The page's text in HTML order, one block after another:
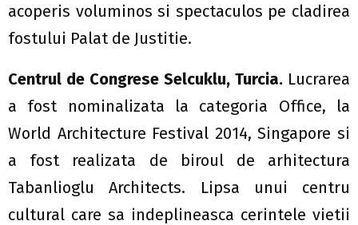
acoperis voluminos si spectaculos pe cladirea
fostului Palat de Justitie.
Centrul de Congrese Selcuklu, Turcia. Lucrarea
a fost nominalizata la categoria Office, la
World Architecture Festival 2014, Singapore si
a fost realizata de biroul de arhitectura
Tabanlioglu Architects. Lipsa unui centru
cultural care sa indeplineasca cerintele vietii